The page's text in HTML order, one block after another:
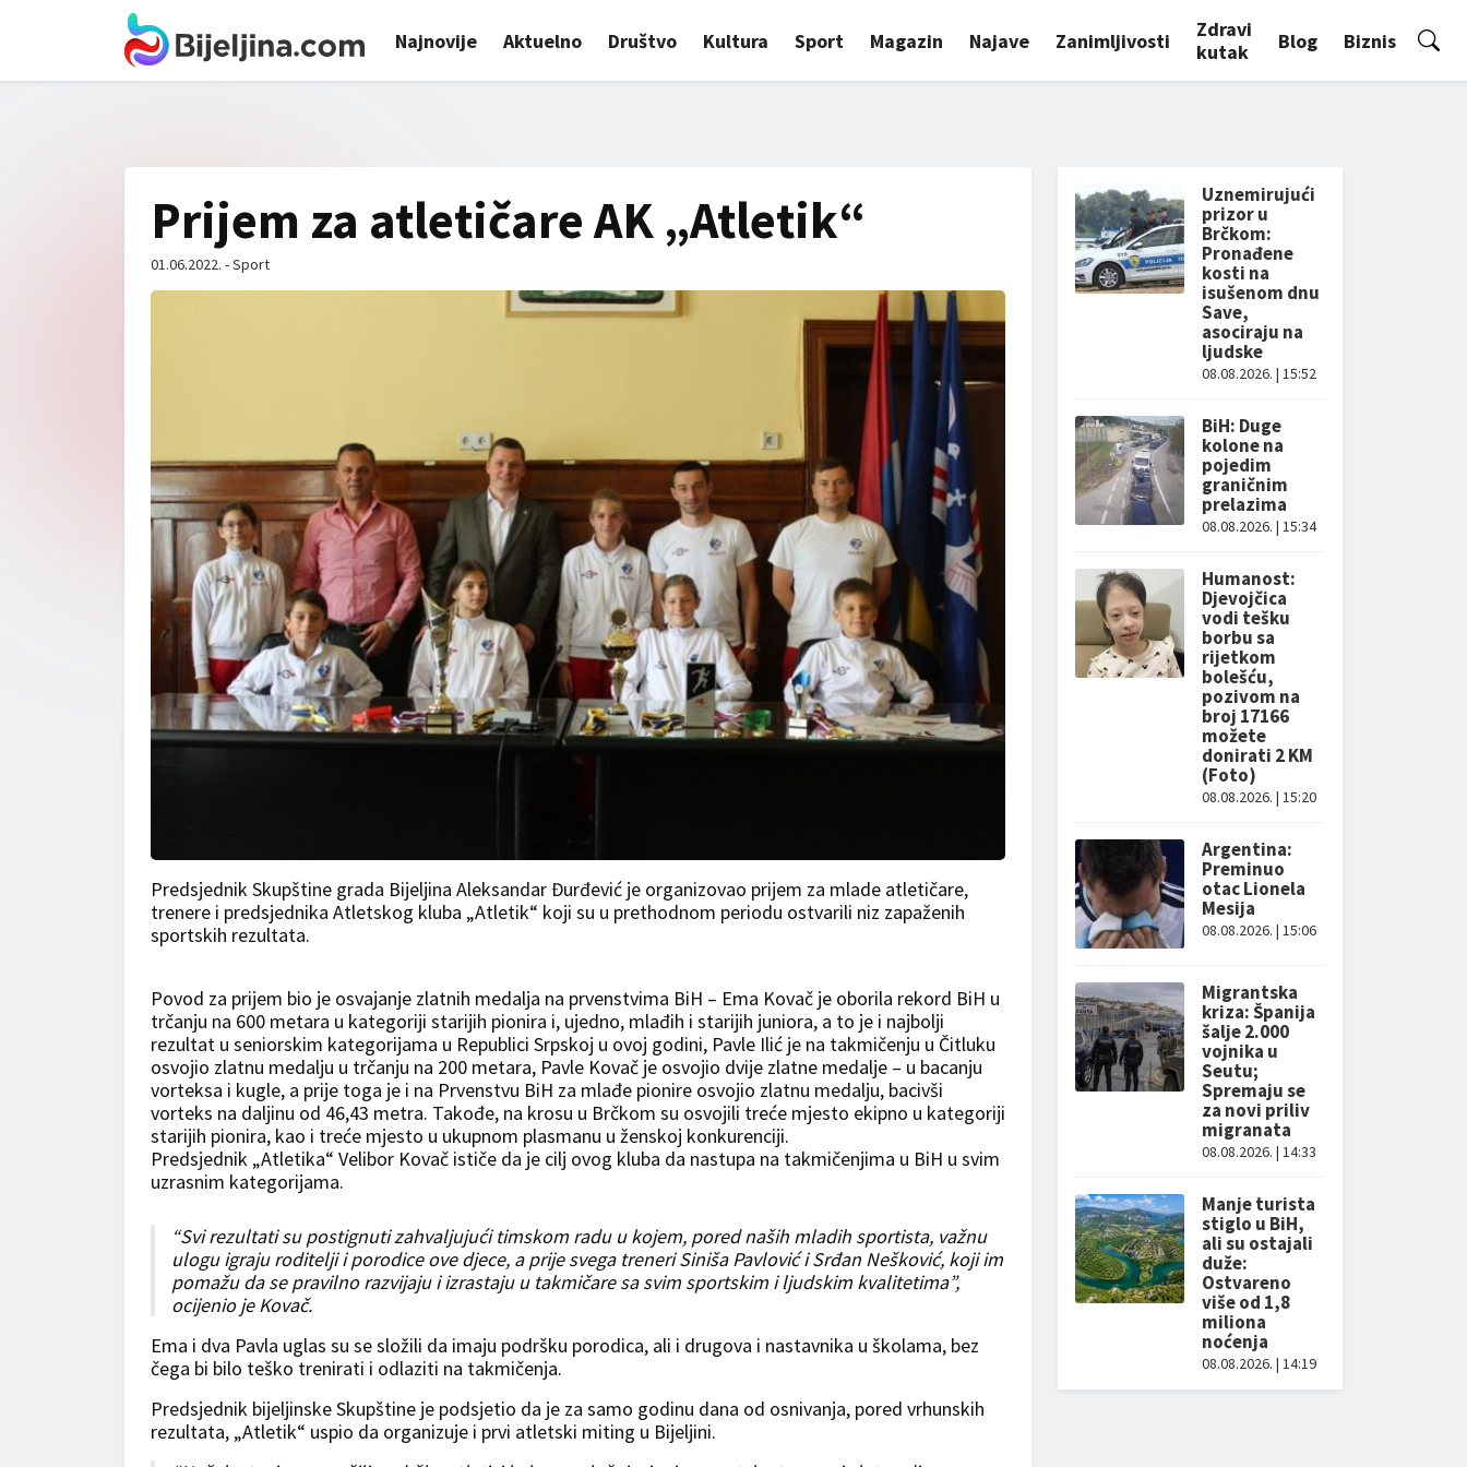
Najnovije Aktuelno Društvo Kultura Sport Magazin Najave Zanimljivosti
Zdravi
kutak
Blog Biznis
Prijem za atletičare AK „Atletik“
01.06.2022. - Sport
Predsjednik Skupštine grada Bijeljina Aleksandar Đurđević je organizovao prijem za mlade atletičare,
trenere i predsjednika Atletskog kluba „Atletik“ koji su u prethodnom periodu ostvarili niz zapaženih
sportskih rezultata.
Povod za prijem bio je osvajanje zlatnih medalja na prvenstvima BiH – Ema Kovač je oborila rekord BiH u
trčanju na 600 metara u kategoriji starijih pionira i, ujedno, mlađih i starijih juniora, a to je i najbolji
rezultat u seniorskim kategorijama u Republici Srpskoj u ovoj godini, Pavle Ilić je na takmičenju u Čitluku
osvojio zlatnu medalju u trčanju na 200 metara, Pavle Kovač je osvojio dvije zlatne medalje – u bacanju
vorteksa i kugle, a prije toga je i na Prvenstvu BiH za mlađe pionire osvojio zlatnu medalju, bacivši
vorteks na daljinu od 46,43 metra. Takođe, na krosu u Brčkom su osvojili treće mjesto ekipno u kategoriji
starijih pionira, kao i treće mjesto u ukupnom plasmanu u ženskoj konkurenciji.
Predsjednik „Atletika“ Velibor Kovač ističe da je cilj ovog kluba da nastupa na takmičenjima u BiH u svim
uzrasnim kategorijama.
“Svi rezultati su postignuti zahvaljujući timskom radu u kojem, pored naših mladih sportista, važnu
ulogu igraju roditelji i porodice ove djece, a prije svega treneri Siniša Pavlović i Srđan Nešković, koji im
pomažu da se pravilno razvijaju i izrastaju u takmičare sa svim sportskim i ljudskim kvalitetima”,
ocijenio je Kovač.
Ema i dva Pavla uglas su se složili da imaju podršku porodica, ali i drugova i nastavnika u školama, bez
čega bi bilo teško trenirati i odlaziti na takmičenja.
Predsjednik bijeljinske Skupštine je podsjetio da je za samo godinu dana od osnivanja, pored vrhunskih
rezultata, „Atletik“ uspio da organizuje i prvi atletski miting u Bijeljini.
Uznemirujući
prizor u
Brčkom:
Pronađene
kosti na
isušenom dnu
Save,
asociraju na
ljudske
08.08.2026. | 15:52
BiH: Duge
kolone na
pojedim
graničnim
prelazima
08.08.2026. | 15:34
Humanost:
Djevojčica
vodi tešku
borbu sa
rijetkom
bolešću,
pozivom na
broj 17166
možete
donirati 2 KM
(Foto)
08.08.2026. | 15:20
Argentina:
Preminuo
otac Lionela
Mesija
08.08.2026. | 15:06
Migrantska
kriza: Španija
šalje 2.000
vojnika u
Seutu;
Spremaju se
za novi priliv
migranata
08.08.2026. | 14:33
Manje turista
stiglo u BiH,
ali su ostajali
duže:
Ostvareno
više od 1,8
miliona
noćenja
08.08.2026. | 14:19